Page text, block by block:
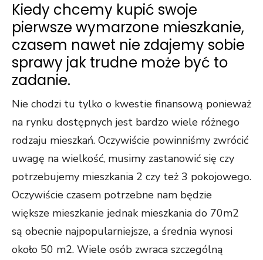
Kiedy chcemy kupić swoje
pierwsze wymarzone mieszkanie,
czasem nawet nie zdajemy sobie
sprawy jak trudne może być to
zadanie.
Nie chodzi tu tylko o kwestie finansową ponieważ
na rynku dostępnych jest bardzo wiele różnego
rodzaju mieszkań. Oczywiście powinniśmy zwrócić
uwagę na wielkość, musimy zastanowić się czy
potrzebujemy mieszkania 2 czy też 3 pokojowego.
Oczywiście czasem potrzebne nam będzie
większe mieszkanie jednak mieszkania do 70m2
są obecnie najpopularniejsze, a średnia wynosi
około 50 m2. Wiele osób zwraca szczególną